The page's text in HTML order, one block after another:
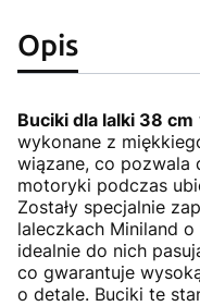
Opis
Buciki dla lalki 38 cm
wykonane z
wiązane, co pozwala
motoryki podczas
Zostały specjalnie
laleczkach Miniland
idealnie do nich
co gwarantuje
o detale. Buciki te